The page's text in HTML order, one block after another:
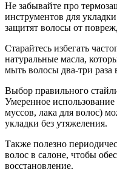
Не забывайте про
инструментов для
защитят волосы от
Старайтесь избегать
натуральные масла,
мыть волосы два-три раза
Выбор правильного
Умеренное
муссов, лака для волос)
укладки без утяжеления.
Также полезно
волос в салоне, чтобы
восстановление.